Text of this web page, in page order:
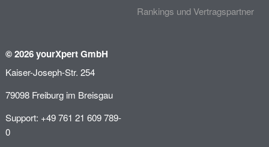
Rankings und Vertragspartner
© 2026 yourXpert GmbH
Kaiser-Joseph-Str. 254
79098 Freiburg im Breisgau
Support: +49 761 21 609 789-
0